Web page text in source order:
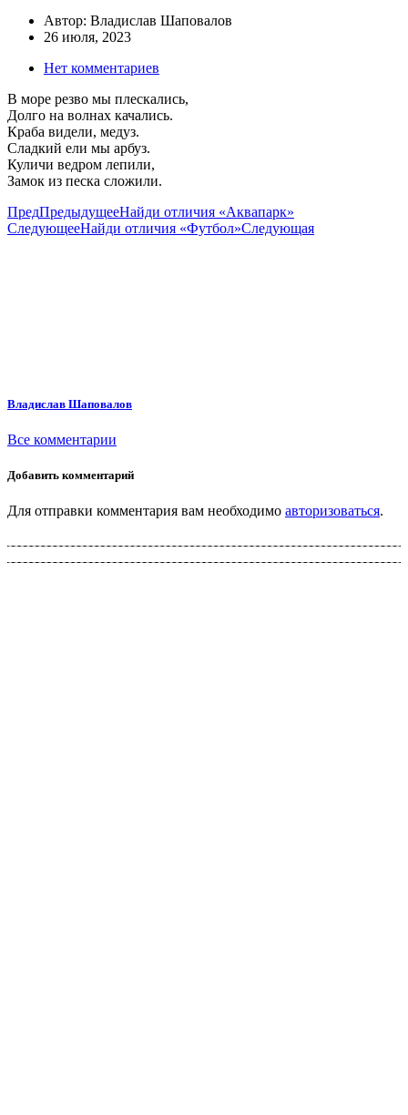
Автор: Владислав Шаповалов
26 июля, 2023
Нет комментариев
В море резво мы плескались,
Долго на волнах качались.
Краба видели, медуз.
Сладкий ели мы арбуз.
Куличи ведром лепили,
Замок из песка сложили.
ПредПредыдущееНайди отличия «Аквапарк»
СледующееНайди отличия «Футбол»Следующая
Владислав Шаповалов
Все комментарии
Добавить комментарий
Для отправки комментария вам необходимо авторизоваться.